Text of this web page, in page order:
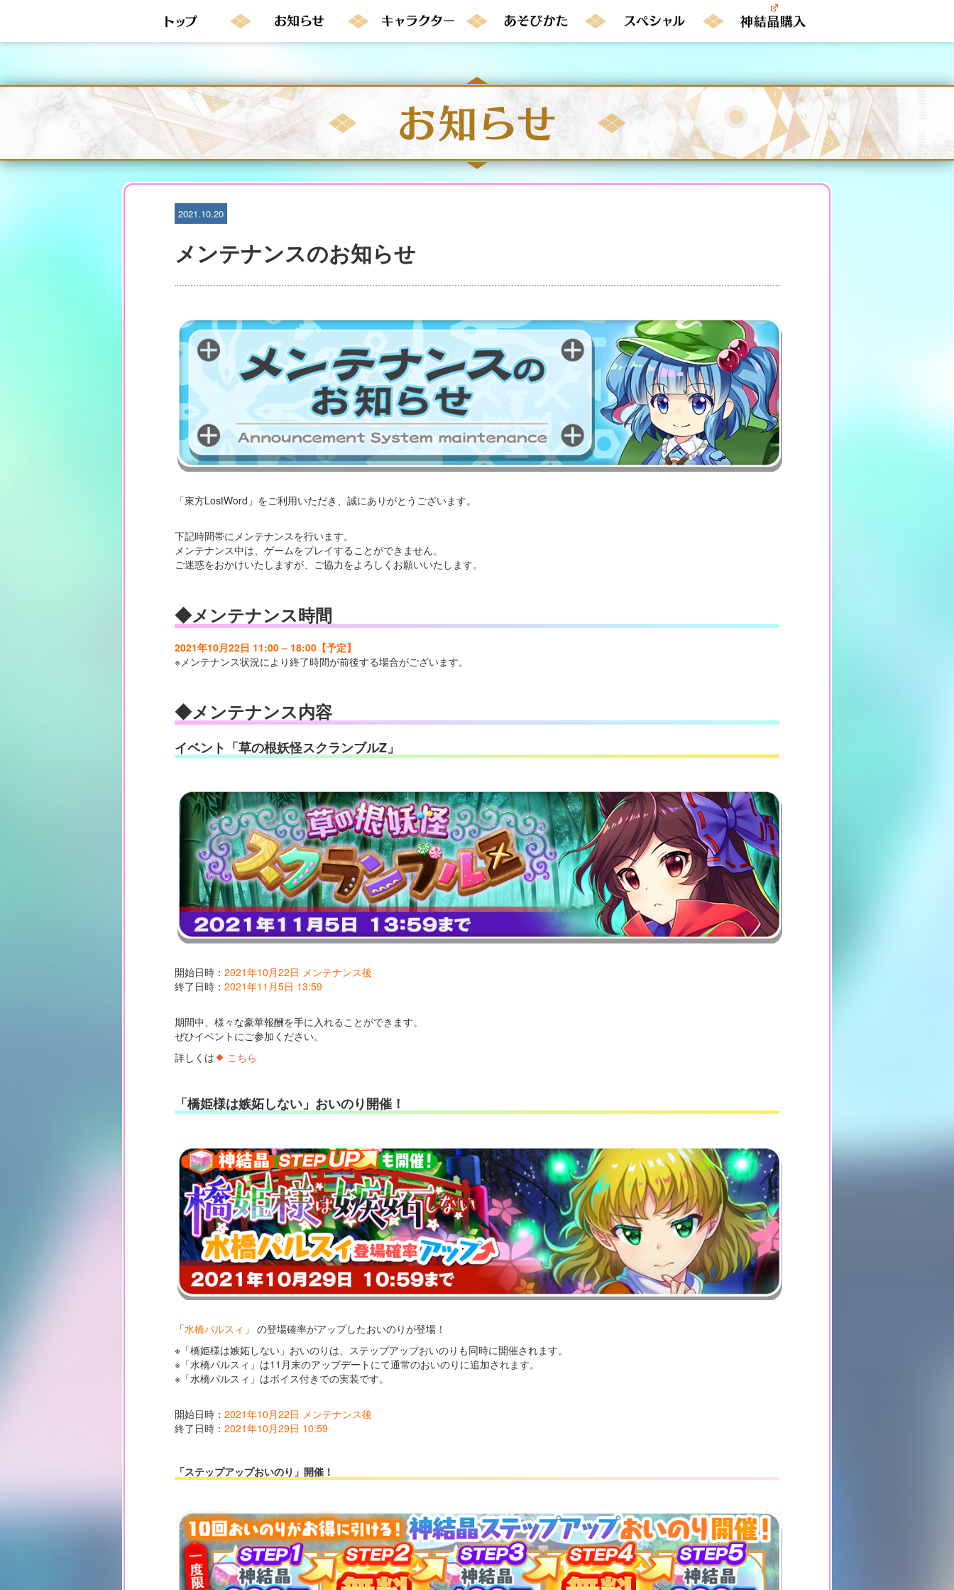
o
n
2021.10.20
メンテナンスのお知らせ
「東方LostWord」をご利用いただき、誠にありがとうございます。
下記時間帯にメンテナンスを行います。
メンテナンス中は、ゲームをプレイすることができません。
ご迷惑をおかけいたしますが、ご協力をよろしくお願いいたします。
◆メンテナンス時間
2021年10月22日 11:00 – 18:00【予定】
※メンテナンス状況により終了時間が前後する場合がございます。
◆メンテナンス内容
イベント「草の根妖怪スクランブルZ」
開始日時： 2021年10月22日 メンテナンス後
終了日時： 2021年11月5日 13:59
期間中、様々な豪華報酬を手に入れることができます。
ぜひイベントにご参加ください。
詳しくは
こちら
「橋姫様は嫉妬しない」おいのり開催！
「水橋パルスィ 」 の登場確率がアップしたおいのりが登場！
※「橋姫様は嫉妬しない」おいのりは、ステップアップおいのりも同時に開催されます。
※「水橋パルスィ」は11月末のアップデートにて通常のおいのりに追加されます。
※「水橋パルスィ」はボイス付きでの実装です。
開始日時： 2021年10月22日 メンテナンス後
終了日時： 2021年10月29日 10:59
「ステップアップおいのり」開催！